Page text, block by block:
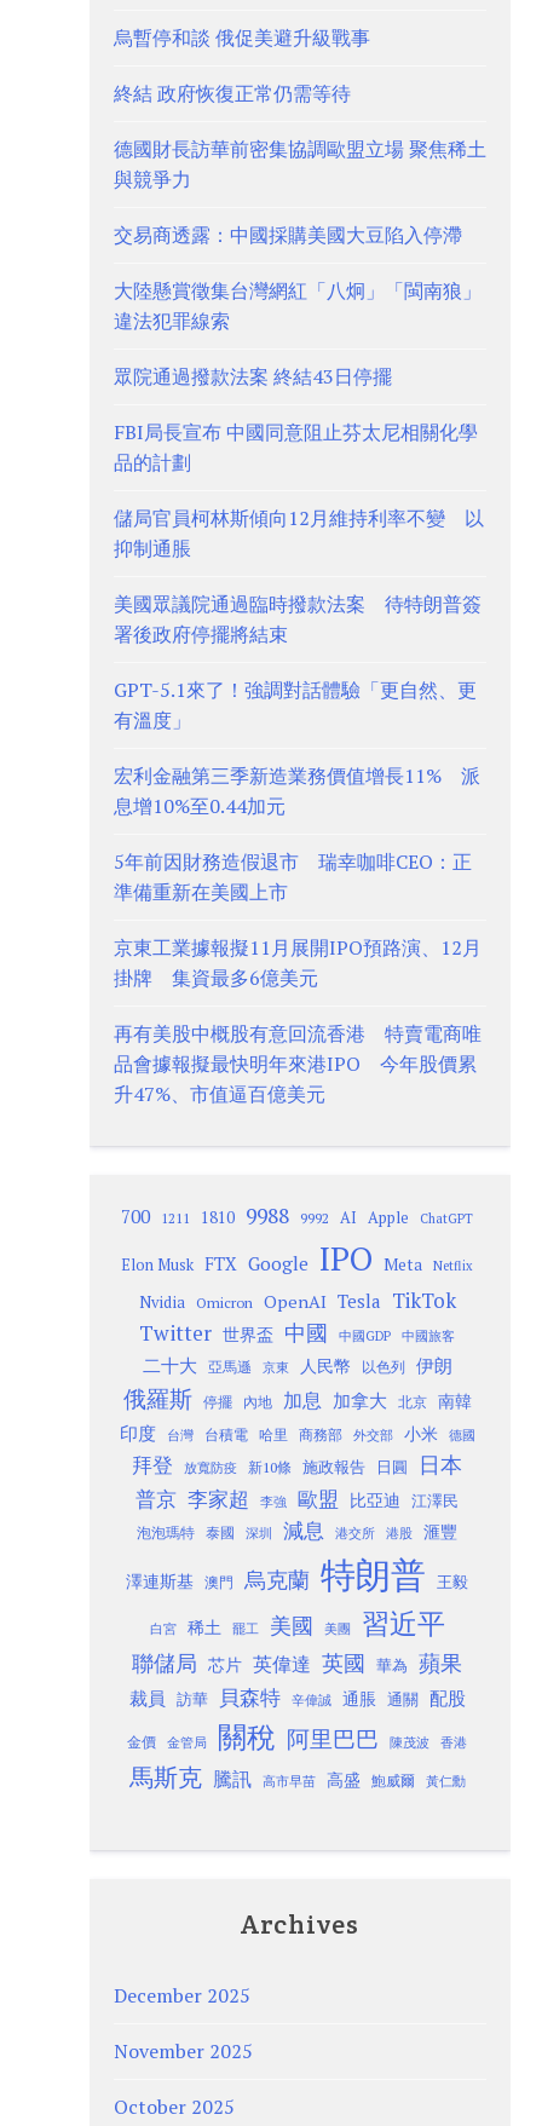
烏暫停和談 俄促美避升級戰事
終結 政府恢復正常仍需等待
德國財長訪華前密集協調歐盟立場 聚焦稀土
與競爭力
交易商透露：中國採購美國大豆陷入停滯
大陸懸賞徵集台灣網紅「八炯」「閩南狼」
違法犯罪線索
眾院通過撥款法案 終結43日停擺
FBI局長宣布 中國同意阻止芬太尼相關化學
品的計劃
儲局官員柯林斯傾向12月維持利率不變 以
抑制通脹
美國眾議院通過臨時撥款法案 待特朗普簽
署後政府停擺將結束
GPT-5.1來了！強調對話體驗「更自然、更
有溫度」
宏利金融第三季新造業務價值增長11% 派
息增10%至0.44加元
5年前因財務造假退市 瑞幸咖啡CEO：正
準備重新在美國上市
京東工業據報擬11月展開IPO預路演、12月
掛牌 集資最多6億美元
再有美股中概股有意回流香港 特賣電商唯
品會據報擬最快明年來港IPO 今年股價累
升47%、市值逼百億美元
700 1211 1810 9988 9992 AI Apple ChatGPT
Elon Musk FTX Google IPO Meta Netflix
Nvidia Omicron OpenAI Tesla TikTok
Twitter 世界盃 中國 中國GDP 中國旅客
二十大 亞馬遜 京東 人民幣 以色列 伊朗
俄羅斯 停擺 內地 加息 加拿大 北京
南韓
印度
台灣 台積電 哈里 商務部 外交部 小米 德國
拜登 放寬防疫 新10條 施政報告 日圓 日本
普京 李家超 李強 歐盟 比亞迪 江澤民
泡泡瑪特 泰國 深圳 減息 港交所 港股 滙豐
澤連斯基 澳門 烏克蘭 特朗普 王毅
白宮 稀土 罷工 美國 美團 習近平
聯儲局 芯片 英偉達 英國 華為 蘋果
裁員 訪華 貝森特 辛偉誠 通脹 通關 配股
金價 金管局 關稅 阿里巴巴 陳茂波 香港
馬斯克 騰訊 高市早苗 高盛 鮑威爾 黃仁勳
Archives
December 2025
November 2025
October 2025